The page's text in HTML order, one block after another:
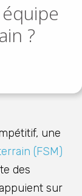
?
une
(FSM)
des
sur